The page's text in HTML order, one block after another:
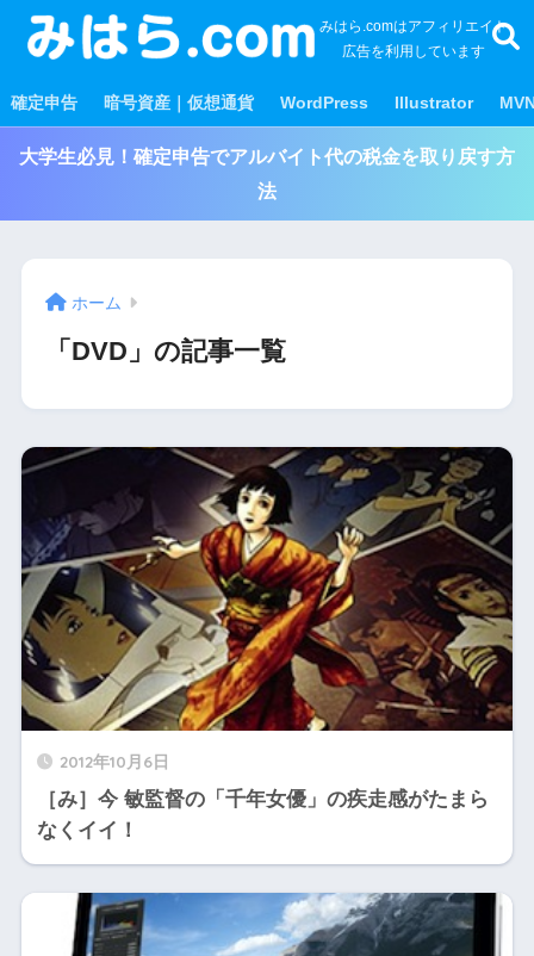
みはら.comはアフィリエイト
広告を利用しています
確定申告 暗号資産｜仮想通貨 WordPress Illustrator
大学生必見！確定申告でアルバイト代の税金を取り戻す方
法
ホーム
「DVD」の記事一覧
2012年10月6日
［み］今 敏監督の「千年女優」の疾走感がたまら
なくイイ！